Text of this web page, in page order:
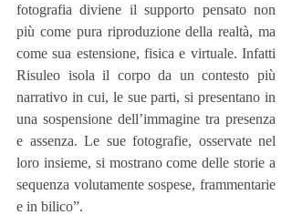
fotografia diviene il supporto pensato non
più come pura riproduzione della realtà, ma
come sua estensione, fisica e virtuale. Infatti
Risuleo isola il corpo da un contesto più
narrativo in cui, le sue parti, si presentano in
una sospensione dell’immagine tra presenza
e assenza. Le sue fotografie, osservate nel
loro insieme, si mostrano come delle storie a
sequenza volutamente sospese, frammentarie
e in bilico”.